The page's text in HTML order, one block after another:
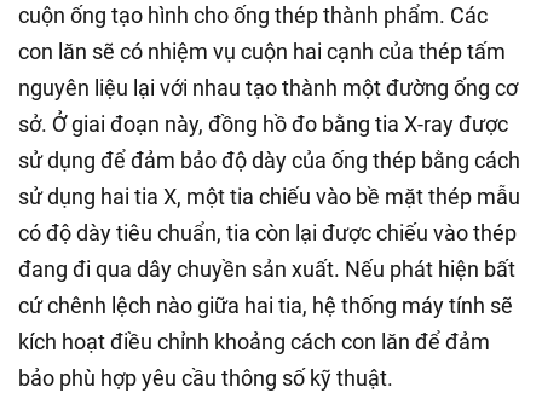
cuộn ống tạo hình cho ống thép thành phẩm. Các
con lăn sẽ có nhiệm vụ cuộn hai cạnh của thép tấm
nguyên liệu lại với nhau tạo thành một đường ống cơ
sở. Ở giai đoạn này, đồng hồ đo bằng tia X-ray được
sử dụng để đảm bảo độ dày của ống thép bằng cách
sử dụng hai tia X, một tia chiếu vào bề mặt thép mẫu
có độ dày tiêu chuẩn, tia còn lại được chiếu vào thép
đang đi qua dây chuyền sản xuất. Nếu phát hiện bất
cứ chênh lệch nào giữa hai tia, hệ thống máy tính sẽ
kích hoạt điều chỉnh khoảng cách con lăn để đảm
bảo phù hợp yêu cầu thông số kỹ thuật.